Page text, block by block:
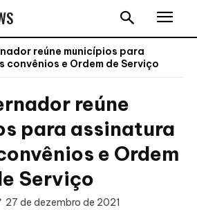
reúne municípios para
convênios e Ordem de Serviço
reúne
para assinatura
e Ordem
Serviço
27 de dezembro de 2021